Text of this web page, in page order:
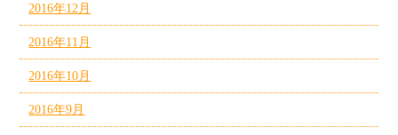
2016年12月
2016年11月
2016年10月
2016年9月